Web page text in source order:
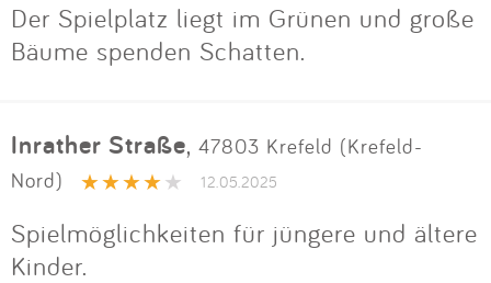
Der Spielplatz liegt im Grünen und große
Bäume spenden Schatten.
Inrather Straße, 47803 Krefeld (Krefeld-
Nord)
12.05.2025
Spielmöglichkeiten für jüngere und ältere
Kinder.